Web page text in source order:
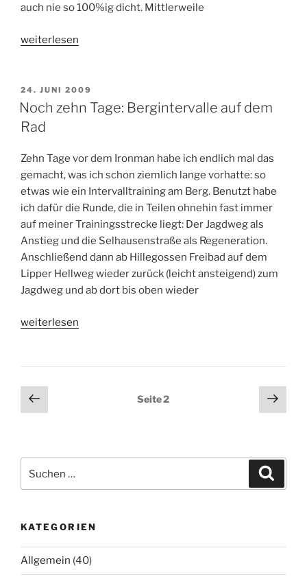
auch nie so 100%ig dicht. Mittlerweile
„Noch
Zeitfahrrad
aufpoliert
:-)“
weiterlesen
VERÖFFENTLICHT
AM
24. JUNI 2009
Noch zehn Tage: Bergintervalle auf dem
Rad
Zehn Tage vor dem Ironman habe ich endlich mal das
gemacht, was ich schon ziemlich lange vorhatte: so
etwas wie ein Intervalltraining am Berg. Benutzt habe
ich dafür die Runde, die in Teilen ohnehin fast immer
auf meiner Trainingsstrecke liegt: Der Jagdweg als
Anstieg und die Selhausenstraße als Regeneration.
Anschließend dann ab Hillegossen Freibad auf dem
Lipper Hellweg wieder zurück (leicht ansteigend) zum
Jagdweg und ab dort bis oben wieder
„Noch
auf
dem
weiterlesen
Seitennummerierung
der
Vorherige
Seite
Seite2
nach:
KATEGORIEN
Allgemein (40)